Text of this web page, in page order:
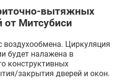
вытяжных
от Митсубиси
воздухообмена. Циркуляция
будет налажена в
конструктивных
закрытия дверей и окон.